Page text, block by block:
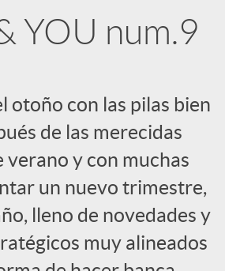
YOU num.9
otoño con las pilas bien
de las merecidas
verano y con muchas
un nuevo trimestre,
lleno de novedades y
muy alineados